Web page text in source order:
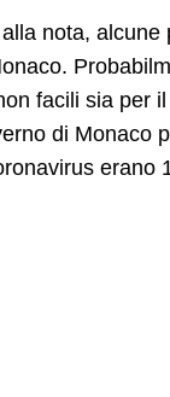
nota, alcune
facili sia per
di Monaco
erano